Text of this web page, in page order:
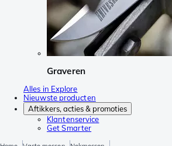
Graveren
Alles in Explore
Nieuwste producten
Aftikkers, acties & promoties
Klantenservice
Get Smarter